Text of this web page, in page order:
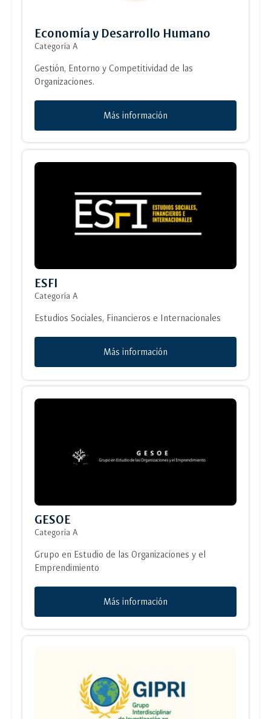
Economía y Desarrollo Humano
Categoría A
Gestión, Entorno y Competitividad de las
Organizaciones.
Más información
ESFI
Categoría A
Estudios Sociales, Financieros e Internacionales
Más información
GESOE
Categoría A
Grupo en Estudio de las Organizaciones y el
Emprendimiento
Más información